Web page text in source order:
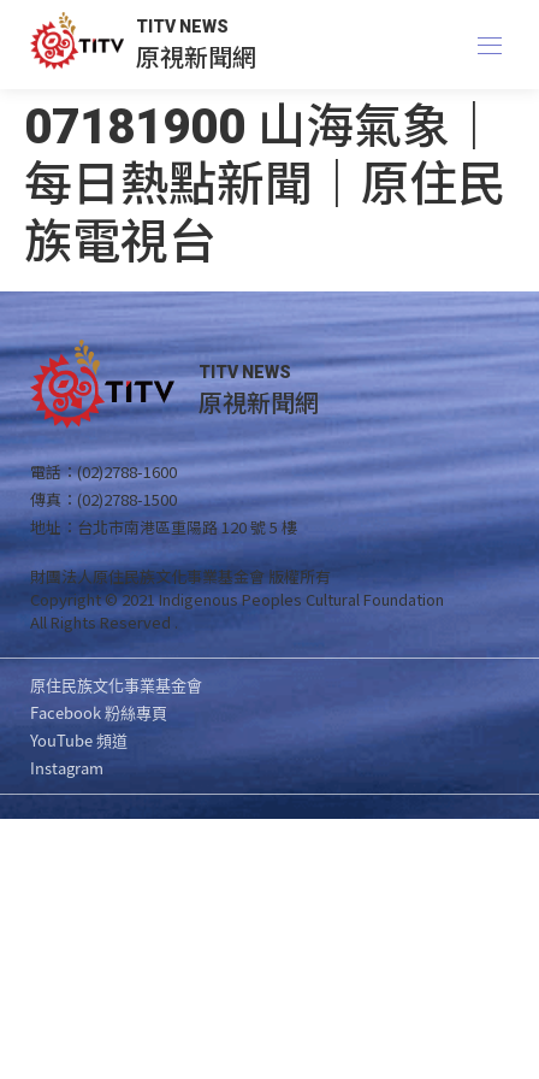
TITV NEWS
原視新聞網
07181900 山海氣象｜
每日熱點新聞｜原住民
族電視台
TITV NEWS
原視新聞網
電話：(02)2788-1600
傳真：(02)2788-1500
地址：台北市南港區重陽路 120 號 5 樓
財團法人原住民族文化事業基金會 版權所有
Copyright © 2021 Indigenous Peoples Cultural Foundation
All Rights Reserved .
原住民族文化事業基金會
Facebook 粉絲專頁
YouTube 頻道
Instagram